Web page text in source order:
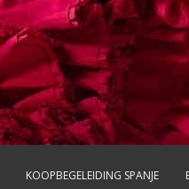
KOOPBEGELEIDING SPANJE